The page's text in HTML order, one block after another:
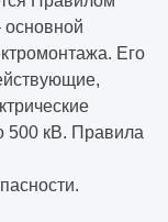
основной
Его
500 кВ. Правила